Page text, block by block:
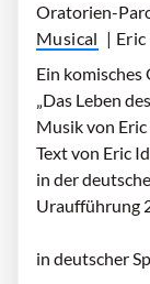
Oratorien-
Musical |
Ein
„Das Leben
Musik von
Text von Eric
in der
Uraufführung
in deutscher